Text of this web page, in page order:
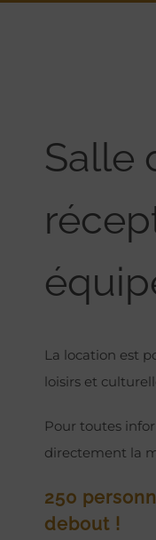
Salle
La location est
loisirs et
Pour toutes
directement la
250
debout !